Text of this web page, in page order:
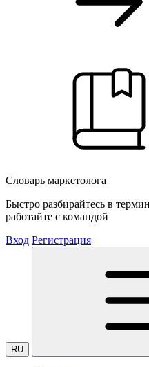
Словарь маркетолога
Быстро разбирайтесь в
работайте с командой
Вход Регистрация
RU